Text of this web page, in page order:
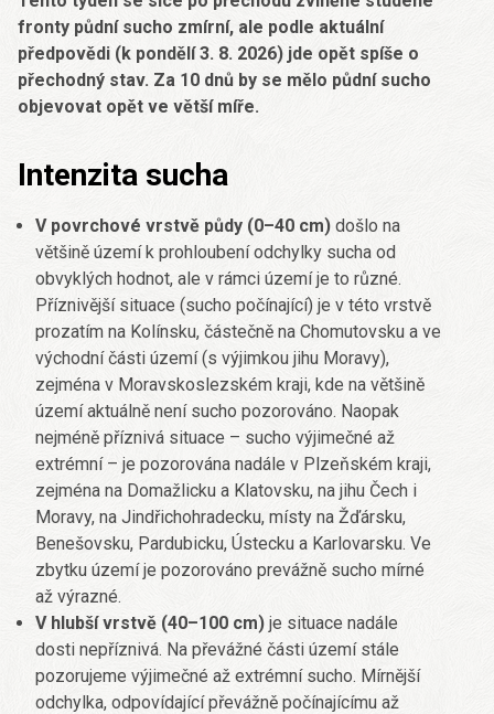
fronty půdní sucho zmírní, ale podle aktuální
předpovědi (k pondělí 3. 8. 2026) jde opět spíše o
přechodný stav. Za 10 dnů by se mělo půdní sucho
objevovat opět ve větší míře.
Intenzita sucha
V povrchové vrstvě půdy (0–40 cm) došlo na
většině území k prohloubení odchylky sucha od
obvyklých hodnot, ale v rámci území je to různé.
Příznivější situace (sucho počínající) je v této vrstvě
prozatím na Kolínsku, částečně na Chomutovsku a ve
východní části území (s výjimkou jihu Moravy),
zejména v Moravskoslezském kraji, kde na většině
území aktuálně není sucho pozorováno. Naopak
nejméně příznivá situace – sucho výjimečné až
extrémní – je pozorována nadále v Plzeňském kraji,
zejména na Domažlicku a Klatovsku, na jihu Čech i
Moravy, na Jindřichohradecku, místy na Žďársku,
Benešovsku, Pardubicku, Ústecku a Karlovarsku. Ve
zbytku území je pozorováno prevážně sucho mírné
až výrazné.
V hlubší vrstvě (40–100 cm) je situace nadále
dosti nepříznivá. Na převážné části území stále
pozorujeme výjimečné až extrémní sucho. Mírnější
odchylka, odpovídající převážně počínajícímu až